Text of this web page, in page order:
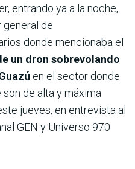
entrando ya a la noche,
de
donde mencionaba el
un dron sobrevolando
en el sector donde
de alta y máxima
jueves, en entrevista al
GEN y Universo 970